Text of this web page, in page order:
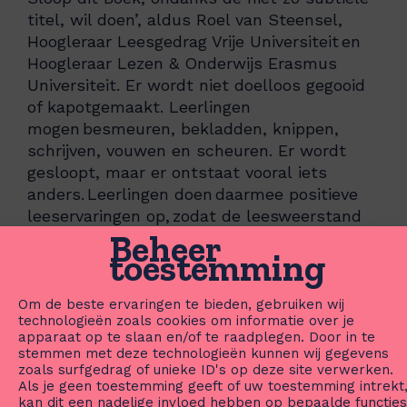
Beheer
toestemming
Om de beste ervaringen te bieden, gebruiken wij
technologieën zoals cookies om informatie over je
apparaat op te slaan en/of te raadplegen. Door in te
stemmen met deze technologieën kunnen wij gegevens
zoals surfgedrag of unieke ID's op deze site verwerken.
Als je geen toestemming geeft of uw toestemming intrekt,
kan dit een nadelige invloed hebben op bepaalde functies
titel, wil doen’, aldus Roel van Steensel,
Hoogleraar Leesgedrag Vrije Universiteit en
Hoogleraar Lezen & Onderwijs Erasmus
Universiteit. Er wordt niet doelloos gegooid
of kapotgemaakt. Leerlingen
mogen besmeuren, bekladden, knippen,
schrijven, vouwen en scheuren. Er wordt
gesloopt, maar er ontstaat vooral iets
anders. Leerlingen doen daarmee positieve
leeservaringen op, zodat de leesweerstand
afneemt en het leesplezier en het
zelfvertrouwen toenemen.
Samenwerking met onderwijs
en experts
Bij het ontwikkelen van het project zijn